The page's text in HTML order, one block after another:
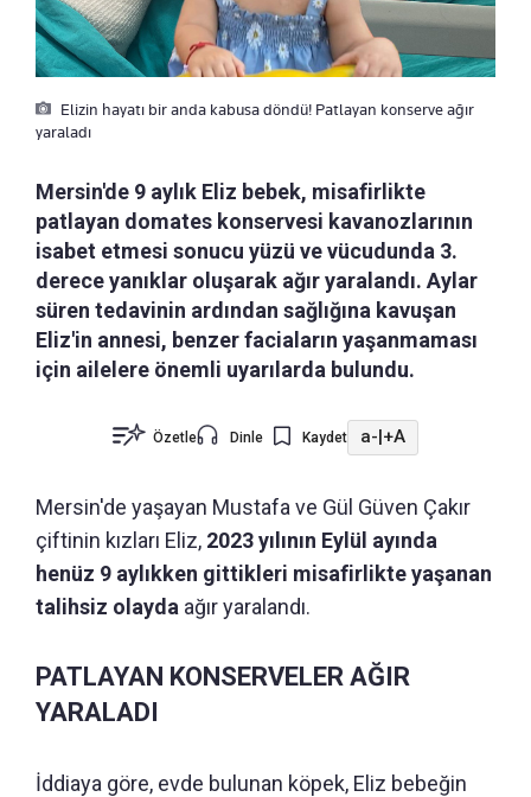
Elizin hayatı bir anda kabusa döndü! Patlayan konserve ağır
yaraladı
Mersin'de 9 aylık Eliz bebek, misafirlikte
patlayan domates konservesi kavanozlarının
isabet etmesi sonucu yüzü ve vücudunda 3.
derece yanıklar oluşarak ağır yaralandı. Aylar
süren tedavinin ardından sağlığına kavuşan
Eliz'in annesi, benzer faciaların yaşanmaması
için ailelere önemli uyarılarda bulundu.
Özetle Dinle Kaydet a-|+A
Mersin'de yaşayan Mustafa ve Gül Güven Çakır
çiftinin kızları Eliz, 2023 yılının Eylül ayında
henüz 9 aylıkken gittikleri misafirlikte yaşanan
talihsiz olayda ağır yaralandı.
PATLAYAN KONSERVELER AĞIR
YARALADI
İddiaya göre, evde bulunan köpek, Eliz bebeğin